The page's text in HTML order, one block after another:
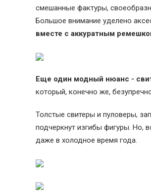
смешанные фактуры,
Большое внимание уделено
вместе с аккуратным
Еще один модный нюанс -
который, конечно же,
Толстые свитеры и пуловеры,
подчеркнут изгибы фигуры. Но,
даже в холодное время года.